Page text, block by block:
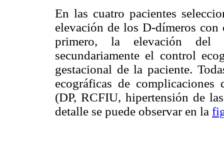
En las cuatro pacientes
elevación de los D-dímeros con
primero, la elevación del
secundariamente el control
gestacional de la paciente.
ecográficas de
(DP, RCFIU, hipertensión de
detalle se puede observar en la